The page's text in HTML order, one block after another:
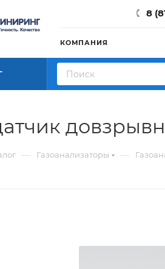
8
КОМПАНИЯ
— Газоанализаторы —